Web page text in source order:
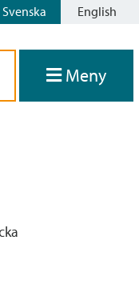
Svenska English
Meny